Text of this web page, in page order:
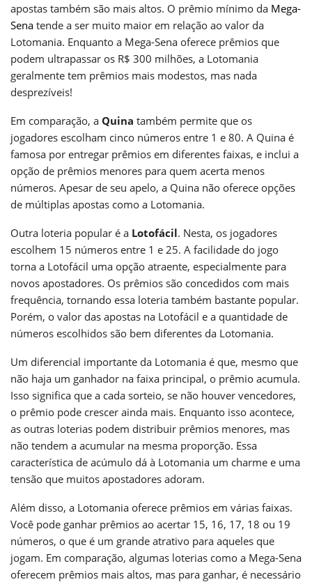
apostas também são mais altos. O prêmio mínimo da Mega-
Sena tende a ser muito maior em relação ao valor da
Lotomania. Enquanto a Mega-Sena oferece prêmios que
podem ultrapassar os R$ 300 milhões, a Lotomania
geralmente tem prêmios mais modestos, mas nada
desprezíveis!
Em comparação, a Quina também permite que os
jogadores escolham cinco números entre 1 e 80. A Quina é
famosa por entregar prêmios em diferentes faixas, e inclui a
opção de prêmios menores para quem acerta menos
números. Apesar de seu apelo, a Quina não oferece opções
de múltiplas apostas como a Lotomania.
Outra loteria popular é a Lotofácil. Nesta, os jogadores
escolhem 15 números entre 1 e 25. A facilidade do jogo
torna a Lotofácil uma opção atraente, especialmente para
novos apostadores. Os prêmios são concedidos com mais
frequência, tornando essa loteria também bastante popular.
Porém, o valor das apostas na Lotofácil e a quantidade de
números escolhidos são bem diferentes da Lotomania.
Um diferencial importante da Lotomania é que, mesmo que
não haja um ganhador na faixa principal, o prêmio acumula.
Isso significa que a cada sorteio, se não houver vencedores,
o prêmio pode crescer ainda mais. Enquanto isso acontece,
as outras loterias podem distribuir prêmios menores, mas
não tendem a acumular na mesma proporção. Essa
característica de acúmulo dá à Lotomania um charme e uma
tensão que muitos apostadores adoram.
Além disso, a Lotomania oferece prêmios em várias faixas.
Você pode ganhar prêmios ao acertar 15, 16, 17, 18 ou 19
números, o que é um grande atrativo para aqueles que
jogam. Em comparação, algumas loterias como a Mega-Sena
oferecem prêmios mais altos, mas para ganhar, é necessário